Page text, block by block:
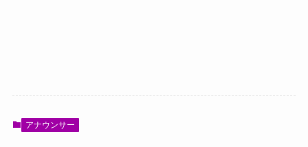
アナウンサー